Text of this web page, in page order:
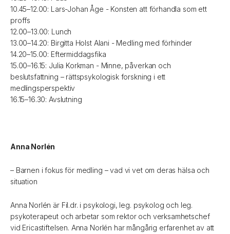
10.45–12.00: Lars-Johan Åge - Konsten att förhandla som ett
proffs
12.00–13.00: Lunch
13.00–14.20: Birgitta Holst Alani - Medling med förhinder
14.20–15.00: Eftermiddagsfika
15.00–16.15: Julia Korkman - Minne, påverkan och
beslutsfattning – rättspsykologisk forskning i ett
medlingsperspektiv
16.15–16.30: Avslutning
Anna Norlén
– Barnen i fokus för medling – vad vi vet om deras hälsa och
situation
Anna Norlén är Fil.dr. i psykologi, leg. psykolog och leg.
psykoterapeut och arbetar som rektor och verksamhetschef
vid Ericastiftelsen. Anna Norlén har mångårig erfarenhet av att